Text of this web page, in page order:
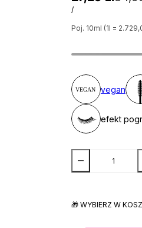
/
Poj. 10ml (1l =
efekt
vegan
🎁 WYBIERZ W